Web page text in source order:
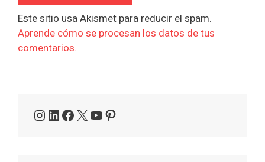
Este sitio usa Akismet para reducir el spam.
Aprende cómo se procesan los datos de tus
comentarios.
Instagram
LinkedIn
Facebook
X YouTube
Pinterest